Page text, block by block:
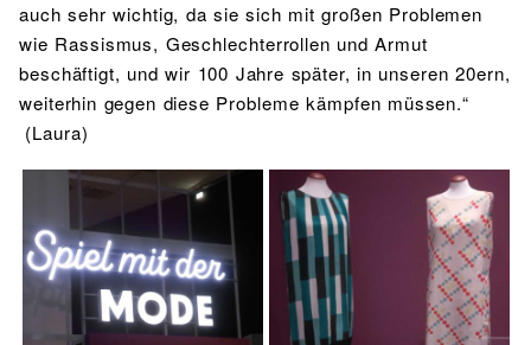
auch sehr wichtig, da sie sich mit großen Problemen
wie Rassismus, Geschlechterrollen und Armut
beschäftigt, und wir 100 Jahre später, in unseren 20ern,
weiterhin gegen diese Probleme kämpfen müssen.“
(Laura)